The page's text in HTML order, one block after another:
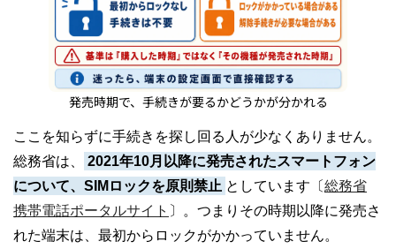
発売時期で、手続きが要るかどうかが分かれる
ここを知らずに手続きを探し回る人が少なくありません。
総務省は、
2021年10月以降に発売されたスマートフォン
について、SIMロックを原則禁止 としています〔総務省
携帯電話ポータルサイト 〕。つまりその時期以降に発売さ
れた端末は、最初からロックがかかっていません。